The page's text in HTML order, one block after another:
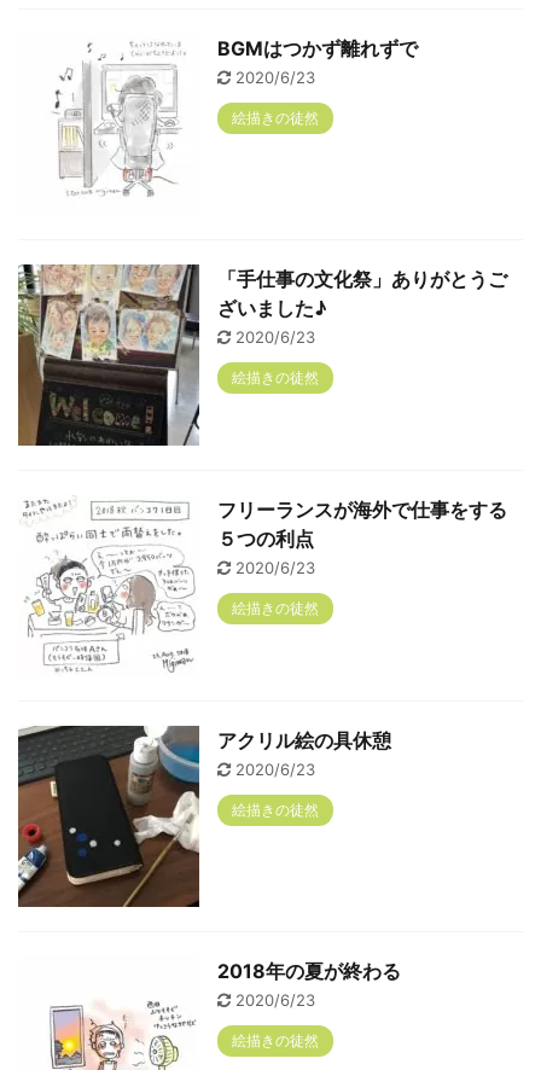
BGMはつかず離れずで
2020/6/23
絵描きの徒然
「手仕事の文化祭」ありがとうご
ざいました♪
2020/6/23
絵描きの徒然
フリーランスが海外で仕事をする
５つの利点
2020/6/23
絵描きの徒然
アクリル絵の具休憩
2020/6/23
絵描きの徒然
2018年の夏が終わる
2020/6/23
絵描きの徒然